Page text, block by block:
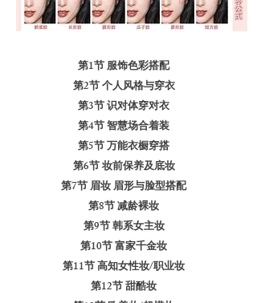
第1节 服饰色彩搭配
第2节 个人风格与穿衣
第3节 识对体穿对衣
第4节 智慧场合着装
第5节 万能衣橱穿搭
第6节 妆前保养及底妆
第7节 眉妆 眉形与脸型搭配
第8节 减龄裸妆
第9节 韩系女主妆
第10节 富家千金妆
第11节 高知女性妆/职业妆
第12节 甜酷妆